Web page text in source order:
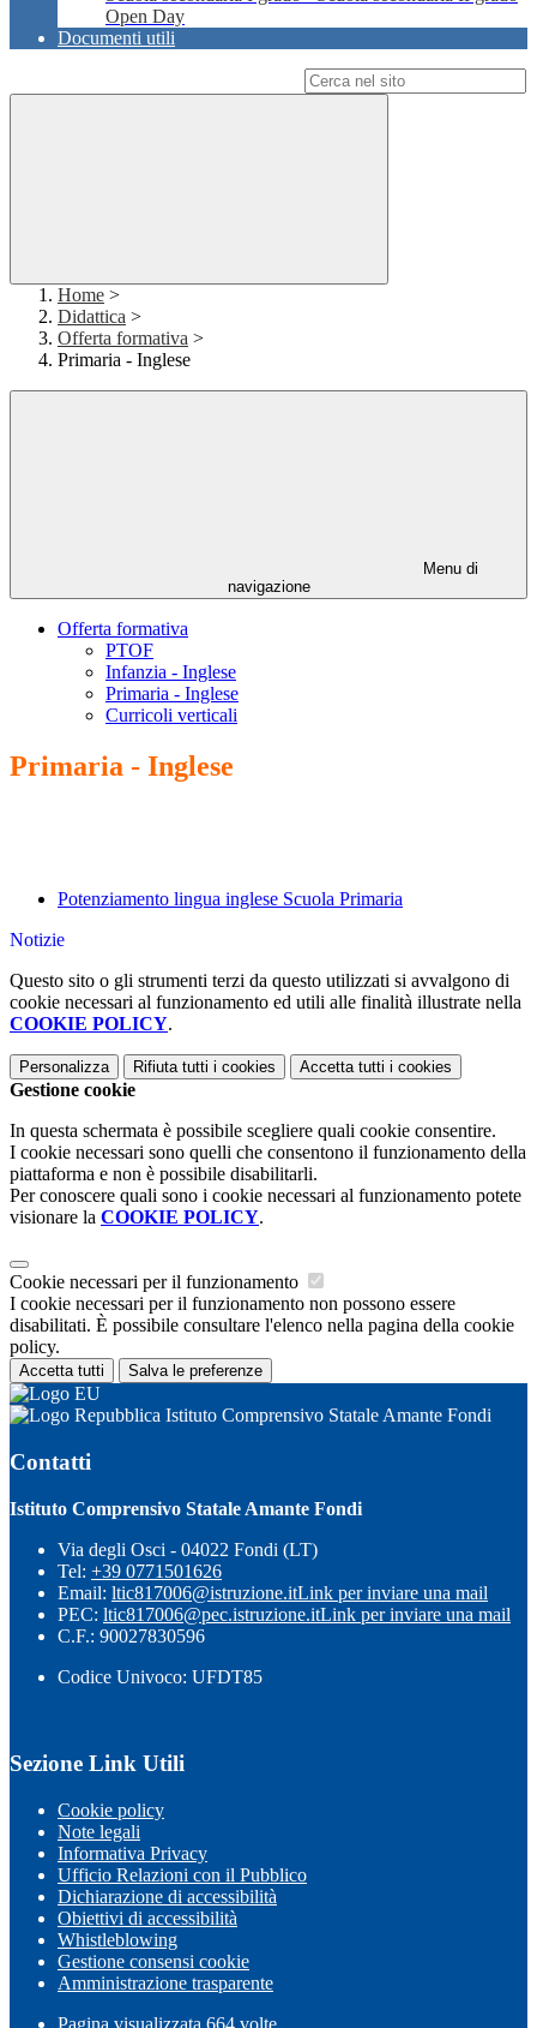
Open Day
Documenti utili
Home >
Didattica >
Offerta formativa >
Primaria - Inglese
Menu di
navigazione
Offerta formativa
PTOF
Infanzia - Inglese
Primaria - Inglese
Curricoli verticali
Primaria - Inglese
Potenziamento lingua inglese Scuola Primaria
Notizie
Questo sito o gli strumenti terzi da questo utilizzati si avvalgono di
cookie necessari al funzionamento ed utili alle finalità illustrate nella
COOKIE POLICY.
Personalizza Rifiuta tutti i cookies Accetta tutti i cookies
Gestione cookie
In questa schermata è possibile scegliere quali cookie consentire.
I cookie necessari sono quelli che consentono il funzionamento della
piattaforma e non è possibile disabilitarli.
Per conoscere quali sono i cookie necessari al funzionamento potete
visionare la COOKIE POLICY.
Cookie necessari per il funzionamento
I cookie necessari per il funzionamento non possono essere
disabilitati. È possibile consultare l'elenco nella pagina della cookie
policy.
Accetta tutti Salva le preferenze
Istituto Comprensivo Statale Amante Fondi
Contatti
Istituto Comprensivo Statale Amante Fondi
Via degli Osci - 04022 Fondi (LT)
Tel: +39 0771501626
Email: ltic817006@istruzione.itLink per inviare una mail
PEC: ltic817006@pec.istruzione.itLink per inviare una mail
C.F.: 90027830596
Codice Univoco: UFDT85
Sezione Link Utili
Cookie policy
Note legali
Informativa Privacy
Ufficio Relazioni con il Pubblico
Dichiarazione di accessibilità
Obiettivi di accessibilità
Whistleblowing
Gestione consensi cookie
Amministrazione trasparente
Pagina visualizzata 664 volte